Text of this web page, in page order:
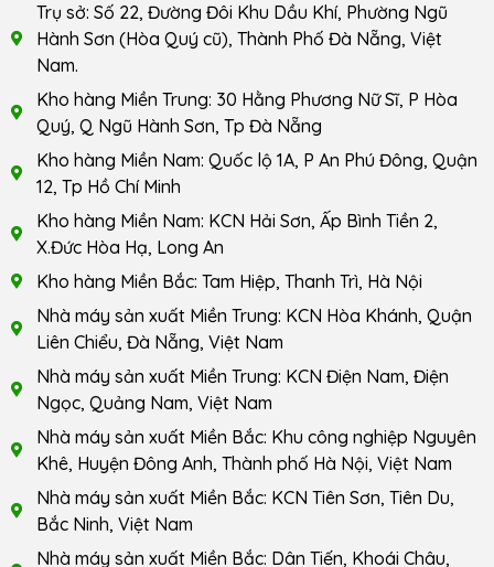
Trụ sở: Số 22, Đường Đôi Khu Dầu Khí, Phường Ngũ
Hành Sơn (Hòa Quý cũ), Thành Phố Đà Nẵng, Việt
Nam.
Kho hàng Miền Trung: 30 Hằng Phương Nữ Sĩ, P Hòa
Quý, Q Ngũ Hành Sơn, Tp Đà Nẵng
Kho hàng Miền Nam: Quốc lộ 1A, P An Phú Đông, Quận
12, Tp Hồ Chí Minh
Kho hàng Miền Nam: KCN Hải Sơn, Ấp Bình Tiền 2,
X.Đức Hòa Hạ, Long An
Kho hàng Miền Bắc: Tam Hiệp, Thanh Trì, Hà Nội
Nhà máy sản xuất Miền Trung: KCN Hòa Khánh, Quận
Liên Chiểu, Đà Nẵng, Việt Nam
Nhà máy sản xuất Miền Trung: KCN Điện Nam, Điện
Ngọc, Quảng Nam, Việt Nam
Nhà máy sản xuất Miền Bắc: Khu công nghiệp Nguyên
Khê, Huyện Đông Anh, Thành phố Hà Nội, Việt Nam
Nhà máy sản xuất Miền Bắc: KCN Tiên Sơn, Tiên Du,
Bắc Ninh, Việt Nam
Nhà máy sản xuất Miền Bắc: Dân Tiến, Khoái Châu,